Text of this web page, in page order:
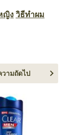
ญิง วิธีทำผม
ามถัดไป